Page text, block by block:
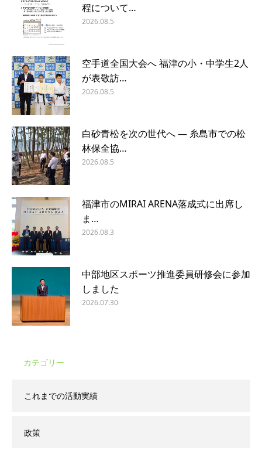
程について…
2026.08.5
空手道全国大会へ 福津の小・中学生2人
が表敬訪…
2026.08.5
白砂青松を次の世代へ ― 糸島市での松
林保全協…
2026.08.5
福津市のMIRAI ARENA落成式に出席し
ま…
2026.08.3
中部地区スポーツ推進委員研修会に参加
しました
2026.07.30
カテゴリー
これまでの活動実績
政策